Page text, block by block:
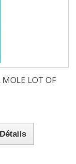
MOLE LOT OF
Détails